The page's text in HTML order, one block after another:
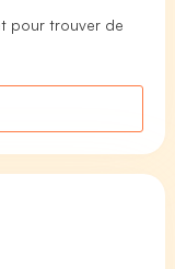
pour trouver de